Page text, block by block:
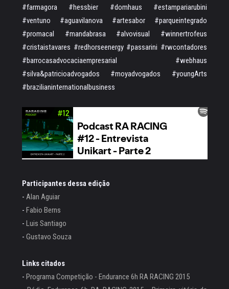
#farmagora #hessbier #domhaus #estampariarubini
#ventuno #aguavilanova #artesabor #parqueintegrado
#promacal #mandabrasa #alvovisual #winnertrofeus
#cristaistavares #redhorseenergy #passarini #rwcontadores
#barrocasadvocaciaempresarial #webhaus
#silva&patricioadvogados #moyadvogados #youngArts
#brazilianinternationalbusiness
Participantes dessa edição
- Alan Aguiar
- Fabio Berns
- Luis Santiago
- Gustavo Souza
Links citados
- Programa Competição - Endurance 6h RA RACING 2015